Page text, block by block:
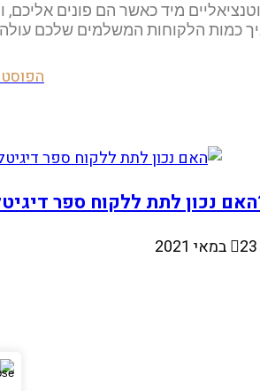
מיד כאשר הם פונים
כמות הלקוחות המשלמים שלכם
האם נכון לתת ללקוח ספר
23 במאי 2021